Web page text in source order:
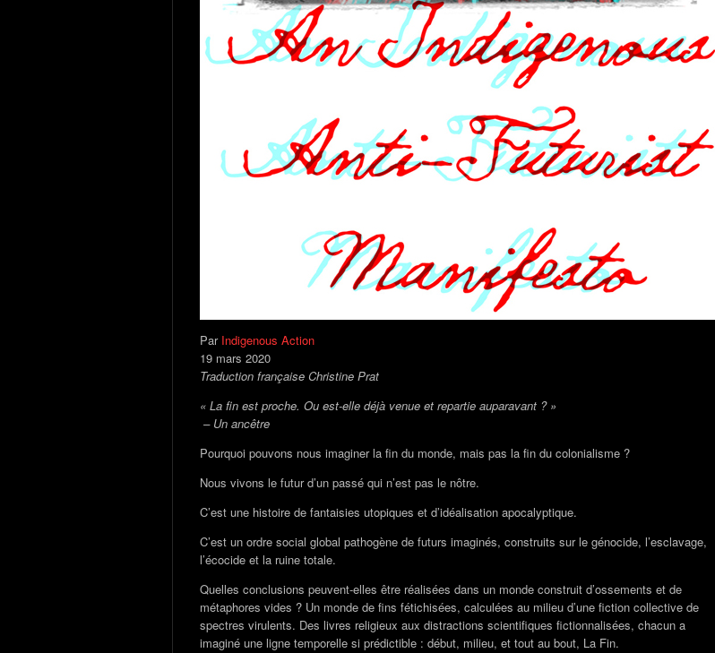
Par Indigenous Action
19 mars 2020
Traduction française Christine Prat
« La fin est proche. Ou est-elle déjà venue et repartie auparavant ? »
– Un ancêtre
Pourquoi pouvons nous imaginer la fin du monde, mais pas la fin du colonialisme ?
Nous vivons le futur d’un passé qui n’est pas le nôtre.
C’est une histoire de fantaisies utopiques et d’idéalisation apocalyptique.
C’est un ordre social global pathogène de futurs imaginés, construits sur le génocide, l’esclavage,
l’écocide et la ruine totale.
Quelles conclusions peuvent-elles être réalisées dans un monde construit d’ossements et de
métaphores vides ? Un monde de fins fétichisées, calculées au milieu d’une fiction collective de
spectres virulents. Des livres religieux aux distractions scientifiques fictionnalisées, chacun a
imaginé une ligne temporelle si prédictible : début, milieu, et tout au bout, La Fin.